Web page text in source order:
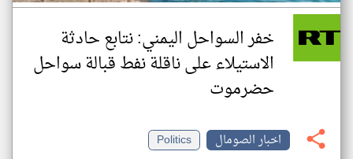
خفر السواحل اليمني: نتابع حادثة
الاستيلاء على ناقلة نفط قبالة سواحل
حضرموت
اخبار الصومال
Politics